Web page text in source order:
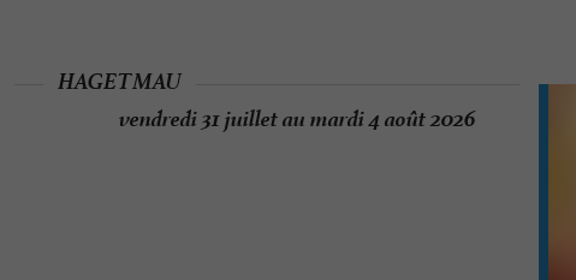
HAGETMAU
vendredi 31 juillet au mardi 4 août 2026